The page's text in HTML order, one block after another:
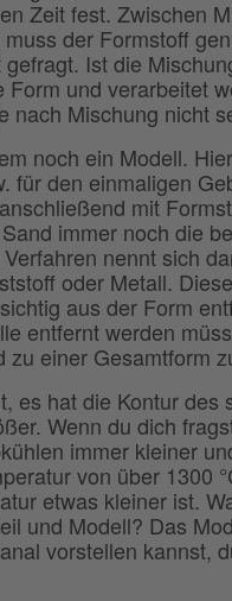
Zeit fest. Zwischen
der Formstoff
Ist die
Form und verarbeitet
nach Mischung nicht
noch ein Modell.
für den einmaligen
mit
immer noch die
nennt sich
oder Metall.
aus der Form
entfernt werden
einer Gesamtform
es hat die Kontur des
Wenn du dich
immer kleiner
von über 1300
etwas kleiner ist.
und Modell? Das
vorstellen kannst,